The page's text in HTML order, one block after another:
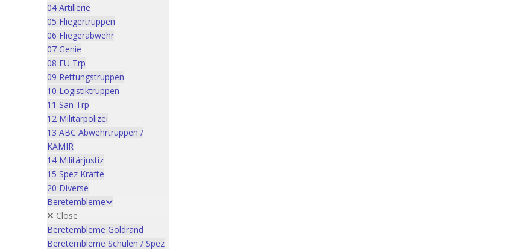
04 Artillerie
05 Fliegertruppen
06 Fliegerabwehr
07 Genie
08 FU Trp
09 Rettungstruppen
10 Logistiktruppen
11 San Trp
12 Militärpolizei
13 ABC Abwehrtruppen /
KAMIR
14 Militärjustiz
15 Spez Kräfte
20 Diverse
Beretembleme
Close
Beretembleme Goldrand
Beretembleme Schulen / Spez